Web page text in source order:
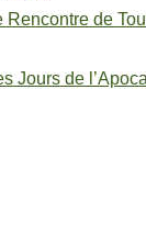
Rencontre de
Jours de